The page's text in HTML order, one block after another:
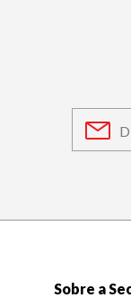
Sobre a